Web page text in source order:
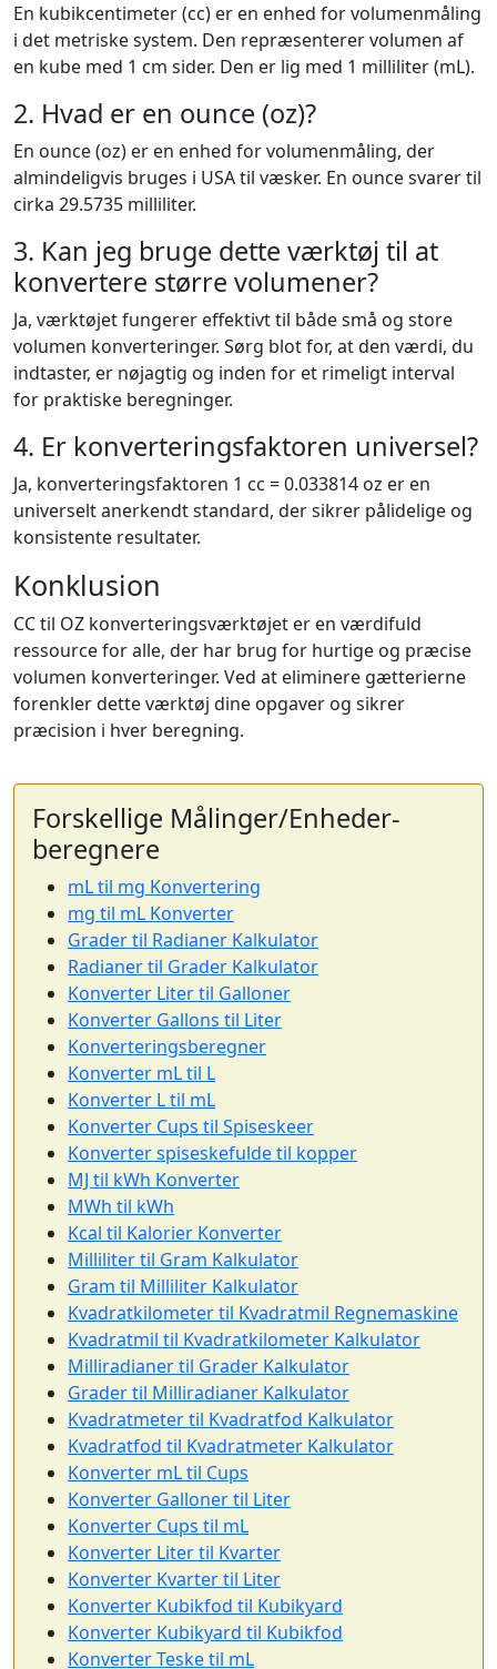
En kubikcentimeter (cc) er en enhed for volumenmåling
i det metriske system. Den repræsenterer volumen af
en kube med 1 cm sider. Den er lig med 1 milliliter (mL).
2. Hvad er en ounce (oz)?
En ounce (oz) er en enhed for volumenmåling, der
almindeligvis bruges i USA til væsker. En ounce svarer til
cirka 29.5735 milliliter.
3. Kan jeg bruge dette værktøj til at
konvertere større volumener?
Ja, værktøjet fungerer effektivt til både små og store
volumen konverteringer. Sørg blot for, at den værdi, du
indtaster, er nøjagtig og inden for et rimeligt interval
for praktiske beregninger.
4. Er konverteringsfaktoren universel?
Ja, konverteringsfaktoren 1 cc = 0.033814 oz er en
universelt anerkendt standard, der sikrer pålidelige og
konsistente resultater.
Konklusion
CC til OZ konverteringsværktøjet er en værdifuld
ressource for alle, der har brug for hurtige og præcise
volumen konverteringer. Ved at eliminere gætterierne
forenkler dette værktøj dine opgaver og sikrer
præcision i hver beregning.
Forskellige Målinger/Enheder-
beregnere
mL til mg Konvertering
mg til mL Konverter
Grader til Radianer Kalkulator
Radianer til Grader Kalkulator
Konverter Liter til Galloner
Konverter Gallons til Liter
Konverteringsberegner
Konverter mL til L
Konverter L til mL
Konverter Cups til Spiseskeer
Konverter spiseskefulde til kopper
MJ til kWh Konverter
MWh til kWh
Kcal til Kalorier Konverter
Milliliter til Gram Kalkulator
Gram til Milliliter Kalkulator
Kvadratkilometer til Kvadratmil Regnemaskine
Kvadratmil til Kvadratkilometer Kalkulator
Milliradianer til Grader Kalkulator
Grader til Milliradianer Kalkulator
Kvadratmeter til Kvadratfod Kalkulator
Kvadratfod til Kvadratmeter Kalkulator
Konverter mL til Cups
Konverter Galloner til Liter
Konverter Cups til mL
Konverter Liter til Kvarter
Konverter Kvarter til Liter
Konverter Kubikfod til Kubikyard
Konverter Kubikyard til Kubikfod
Konverter Teske til mL